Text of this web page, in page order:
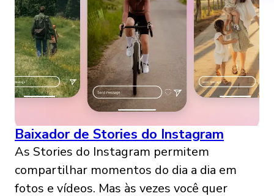
Baixador de Stories do Instagram
As Stories do Instagram permitem
compartilhar momentos do dia a dia em
fotos e vídeos. Mas às vezes você quer